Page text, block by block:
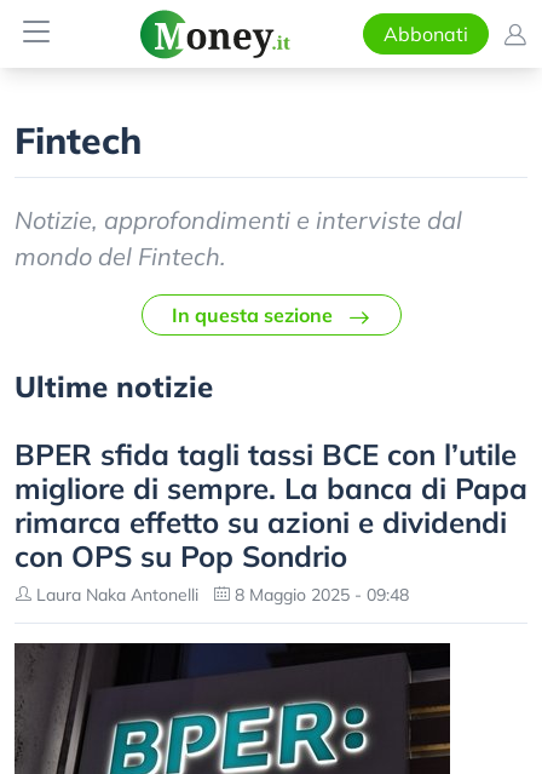
Abbonati
Fintech
Notizie, approfondimenti e interviste dal
mondo del Fintech.
In questa sezione
Ultime notizie
BPER sfida tagli tassi BCE con l’utile
migliore di sempre. La banca di Papa
rimarca effetto su azioni e dividendi
con OPS su Pop Sondrio
Laura Naka Antonelli 8 Maggio 2025 - 09:48